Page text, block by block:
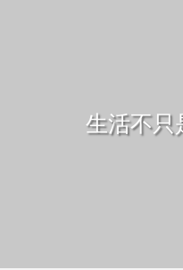
生活不只